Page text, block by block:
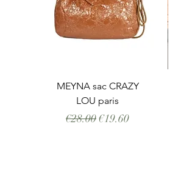
MEYNA sac CRAZY
LOU paris
Regular Price
€28.00Sale Price
€19.60